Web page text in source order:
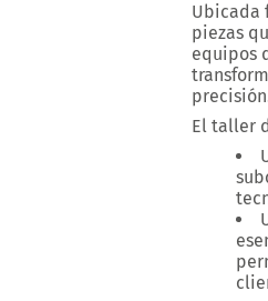
Ubicada
piezas
equipos
El taller